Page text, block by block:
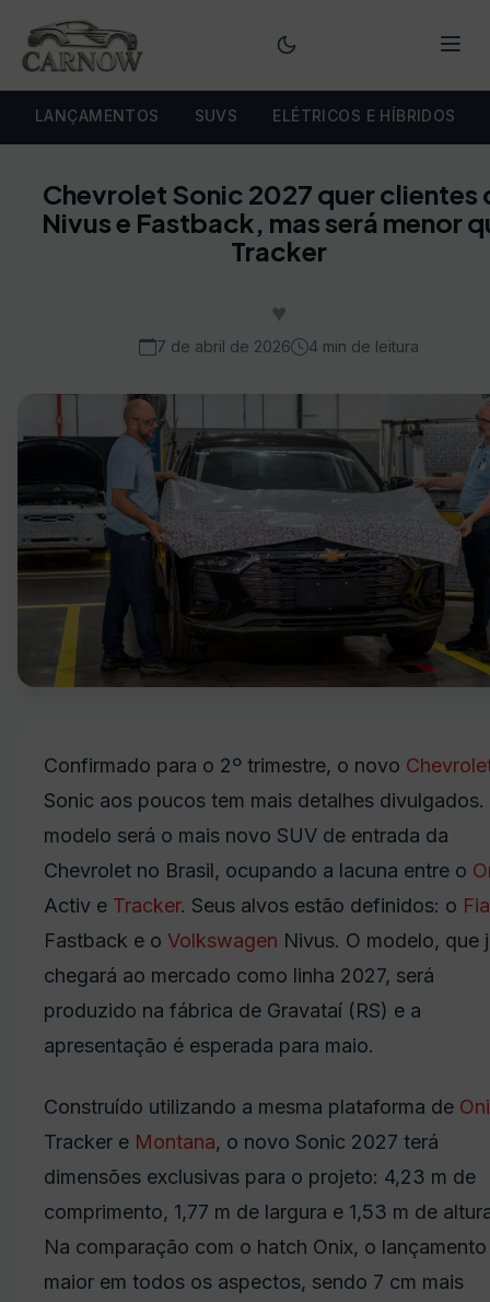
LANÇAMENTOS SUVS ELÉTRICOS E HÍBRIDOS
Chevrolet Sonic 2027 quer clientes
Nivus e Fastback, mas será menor
Tracker
♥
7 de abril de 2026 4 min de leitura
Confirmado para o 2º trimestre, o novo
Sonic aos poucos tem mais detalhes divulgados.
modelo será o mais novo SUV de entrada da
Chevrolet no Brasil, ocupando a lacuna entre o
Activ e Tracker. Seus alvos estão definidos: o
Fastback e o Volkswagen Nivus. O modelo, que
chegará ao mercado como linha 2027, será
produzido na fábrica de Gravataí (RS) e a
apresentação é esperada para maio.
Construído utilizando a mesma plataforma de
Tracker e Montana, o novo Sonic 2027 terá
dimensões exclusivas para o projeto: 4,23 m de
comprimento, 1,77 m de largura e 1,53 m de
Na comparação com o hatch Onix, o
maior em todos os aspectos, sendo 7 cm mais